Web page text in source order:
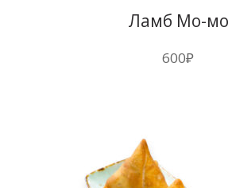
Ламб Мо-мо
600₽